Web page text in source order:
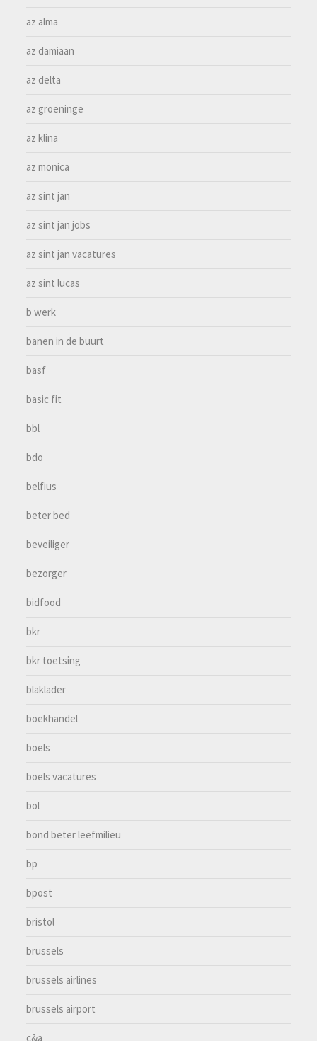
az alma
az damiaan
az delta
az groeninge
az klina
az monica
az sint jan
az sint jan jobs
az sint jan vacatures
az sint lucas
b werk
banen in de buurt
basf
basic fit
bbl
bdo
belfius
beter bed
beveiliger
bezorger
bidfood
bkr
bkr toetsing
blaklader
boekhandel
boels
boels vacatures
bol
bond beter leefmilieu
bp
bpost
bristol
brussels
brussels airlines
brussels airport
c&a